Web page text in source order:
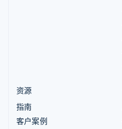
资源
指南
客户案例